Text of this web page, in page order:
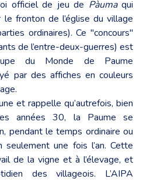
officiel de jeu de Pàumaqui
fronton de l’église du village
ordinaires). Ce "concours"
de l’entre-deux-guerres) est
du Monde de Paume
par des affiches en couleurs
et rappelle qu’autrefois, bien
années 30, la Paume se
pendant le temps ordinaire ou
une fois l’an. Cette
de la vigne et à l’élevage, et
des villageois. L’AIPA